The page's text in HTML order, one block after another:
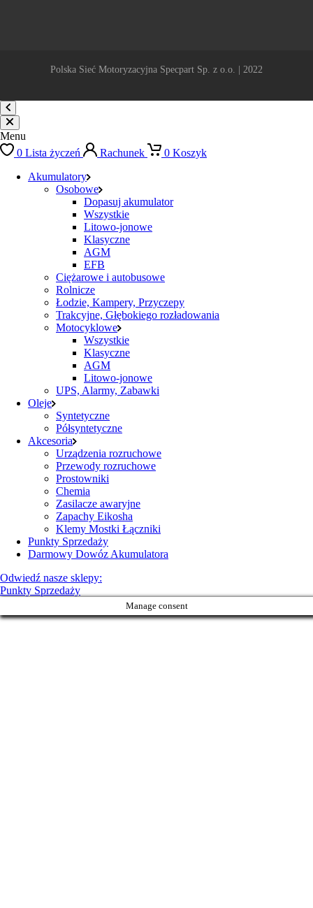
Polska Sieć Motoryzacyjna Specpart Sp. z o.o. | 2022
Menu
0 Lista życzeń Rachunek 0 Koszyk
Akumulatory
Osobowe
Dopasuj akumulator
Wszystkie
Litowo-jonowe
Klasyczne
AGM
EFB
Ciężarowe i autobusowe
Rolnicze
Łodzie, Kampery, Przyczepy
Trakcyjne, Głębokiego rozładowania
Motocyklowe
Wszystkie
Klasyczne
AGM
Litowo-jonowe
UPS, Alarmy, Zabawki
Oleje
Syntetyczne
Półsyntetyczne
Akcesoria
Urządzenia rozruchowe
Przewody rozruchowe
Prostowniki
Chemia
Zasilacze awaryjne
Zapachy Eikosha
Klemy Mostki Łączniki
Punkty Sprzedaży
Darmowy Dowóz Akumulatora
Odwiedź nasze sklepy:
Punkty Sprzedaży
Manage consent